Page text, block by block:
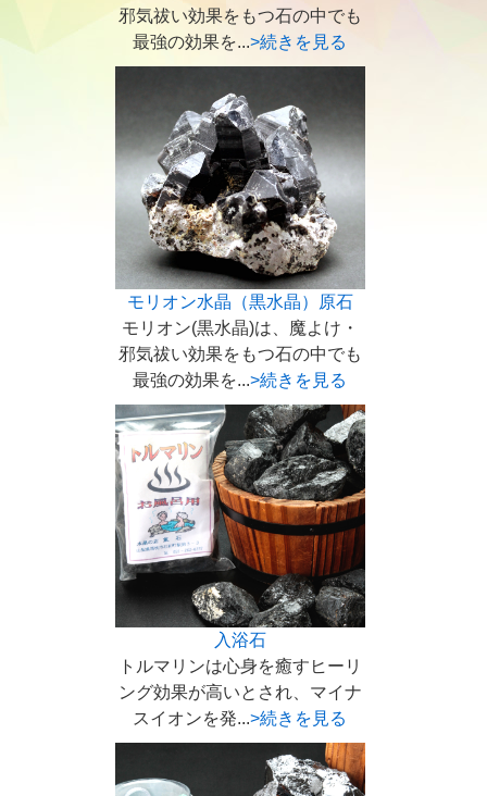
邪気祓い効果をもつ石の中でも
最強の効果を...>続きを見る
モリオン水晶（黒水晶）原石
モリオン(黒水晶)は、魔よけ・
邪気祓い効果をもつ石の中でも
最強の効果を...>続きを見る
入浴石
トルマリンは心身を癒すヒーリ
ング効果が高いとされ、マイナ
スイオンを発...>続きを見る